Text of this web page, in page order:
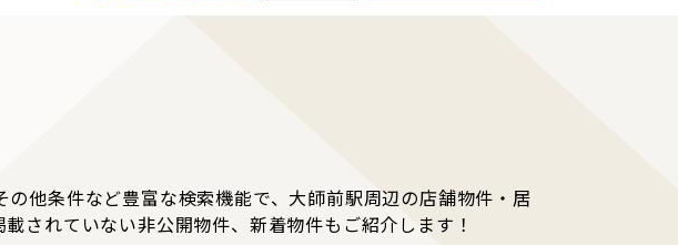
他条件など豊富な検索機能で、大師前駅周辺の店舗物件・居
されていない非公開物件、新着物件もご紹介します！